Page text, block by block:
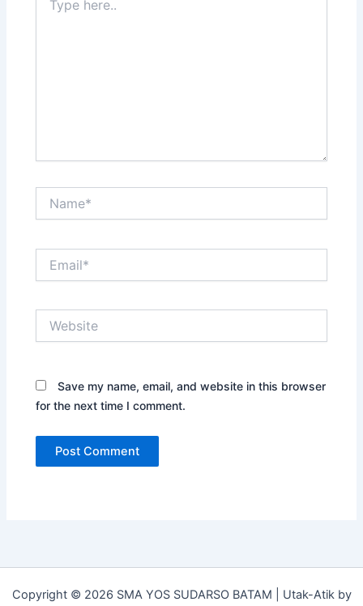
here..
Save my name, email, and website in this browser
for the next time I comment.
Copyright © 2026 SMA YOS SUDARSO BATAM | Utak-Atik by